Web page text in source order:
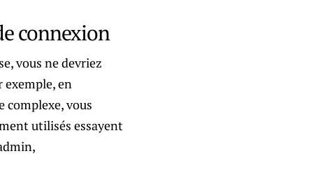
connexion
vous ne devriez
exemple, en
complexe, vous
utilisés essayent